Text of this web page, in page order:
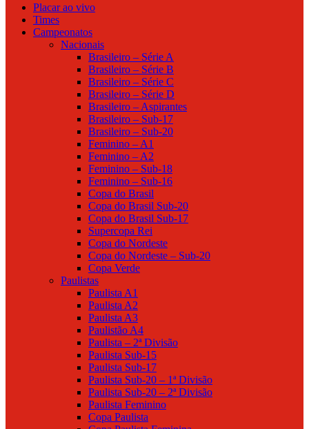
Placar ao vivo
Times
Campeonatos
Nacionais
Brasileiro – Série A
Brasileiro – Série B
Brasileiro – Série C
Brasileiro – Série D
Brasileiro – Aspirantes
Brasileiro – Sub-17
Brasileiro – Sub-20
Feminino – A1
Feminino – A2
Feminino – Sub-18
Feminino – Sub-16
Copa do Brasil
Copa do Brasil Sub-20
Copa do Brasil Sub-17
Supercopa Rei
Copa do Nordeste
Copa do Nordeste – Sub-20
Copa Verde
Paulistas
Paulista A1
Paulista A2
Paulista A3
Paulistão A4
Paulista – 2ª Divisão
Paulista Sub-15
Paulista Sub-17
Paulista Sub-20 – 1ª Divisão
Paulista Sub-20 – 2ª Divisão
Paulista Feminino
Copa Paulista